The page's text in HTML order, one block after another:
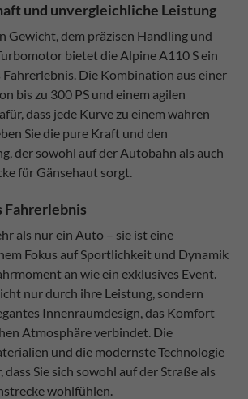
und unvergleichliche Leistung
Gewicht, dem präzisen Handling und
bietet die Alpine A110 S ein
Die Kombination aus einer
bis zu 300 PS und einem agilen
dass jede Kurve zu einem wahren
Sie die pure Kraft und den
der sowohl auf der Autobahn als auch
für Gänsehaut sorgt.
Fahrerlebnis
als nur ein Auto – sie ist eine
Fokus auf Sportlichkeit und Dynamik
an wie ein exklusives Event.
nur durch ihre Leistung, sondern
Innenraumdesign, das Komfort
Atmosphäre verbindet. Die
und die modernste Technologie
Sie sich sowohl auf der Straße als
wohlfühlen.